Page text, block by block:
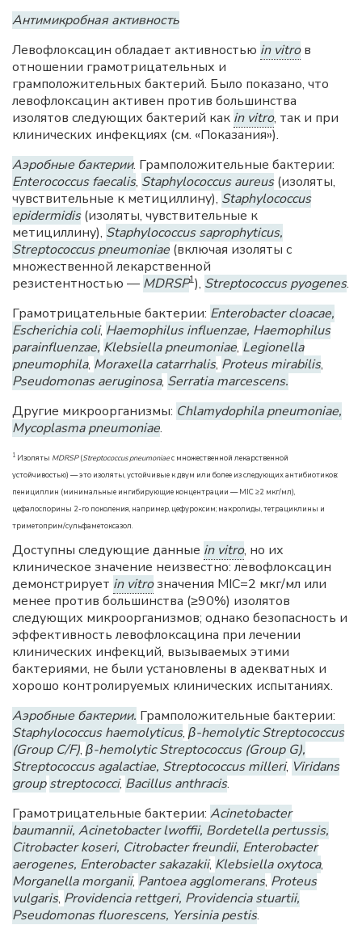
Антимикробная активность
Левофлоксацин обладает активностью in vitroв
отношении грамотрицательных и
грамположительных бактерий. Было показано, что
левофлоксацин активен против большинства
изолятов следующих бактерий как in vitro, так и при
клинических инфекциях (см. «Показания»).
Аэробные бактерии. Грамположительные бактерии:
Enterococcus faecalis, Staphylococcus aureus(изоляты,
чувствительные к метициллину), Staphylococcus
epidermidis(изоляты, чувствительные к
метициллину), Staphylococcus saprophyticus,
Streptococcus pneumoniae (включая изоляты с
множественной лекарственной
резистентностью — MDRSP1), Streptococcus pyogenes.
Грамотрицательные бактерии: Enterobacter cloacae,
Escherichia coli, Haemophilus influenzae, Haemophilus
parainfluenzae, Klebsiella pneumoniae, Legionella
pneumophila, Moraxella catarrhalis, Proteus mirabilis,
Pseudomonas aeruginosa, Serratia marcescens.
Другие микроорганизмы: Chlamydophila pneumoniae,
Mycoplasma pneumoniae.
1 Изоляты MDRSP(Streptococcus pneumoniaeс множественной лекарственной
устойчивостью) — это изоляты, устойчивые к двум или более из следующих антибиотиков:
пенициллин (минимальные ингибирующие концентрации — MIC ≥2 мкг/мл),
цефалоспорины 2-го поколения, например, цефуроксим; макролиды, тетрациклины и
триметоприм/сульфаметоксазол.
Доступны следующие данные in vitro, но их
клиническое значение неизвестно: левофлоксацин
демонстрирует in vitroзначения MIC=2 мкг/мл или
менее против большинства (≥90%) изолятов
следующих микроорганизмов; однако безопасность и
эффективность левофлоксацина при лечении
клинических инфекций, вызываемых этими
бактериями, не были установлены в адекватных и
хорошо контролируемых клинических испытаниях.
Аэробные бактерии. Грамположительные бактерии:
Staphylococcus haemolyticus, β-hemolytic Streptococcus
(Group C/F), β-hemolytic Streptococcus (Group G),
Streptococcus agalactiae, Streptococcus milleri, Viridans
group streptococci, Bacillus anthracis.
Грамотрицательные бактерии: Acinetobacter
baumannii, Acinetobacter lwoffii, Bordetella pertussis,
Citrobacter koseri, Citrobacter freundii, Enterobacter
aerogenes, Enterobacter sakazakii, Klebsiella oxytoca,
Morganella morganii, Pantoea agglomerans, Proteus
vulgaris, Providencia rettgeri, Providencia stuartii,
Pseudomonas fluorescens, Yersinia pestis.